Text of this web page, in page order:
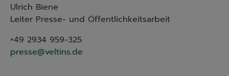
Ulrich Biene
Leiter Presse- und Öffentlichkeitsarbeit
+49 2934 959-325
presse@veltins.de